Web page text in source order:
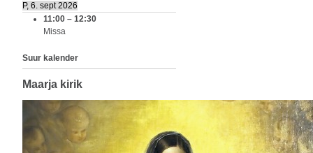
P, 6. sept 2026
11:00 – 12:30
Missa
Suur kalender
Maarja kirik